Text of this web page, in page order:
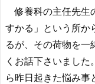
修養科の主任先生
すかる」という所か
るが、その荷物を一
くお話下さいまし
ら昨日起きた悩み事